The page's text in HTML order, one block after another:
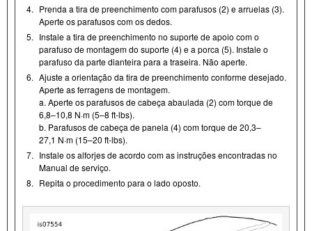
4. Prenda a tira de preenchimento com parafusos (2) e arruelas (3).
Aperte os parafusos com os dedos.
5. Instale a tira de preenchimento no suporte de apoio com o
parafuso de montagem do suporte (4) e a porca (5). Instale o
parafuso da parte dianteira para a traseira. Não aperte.
6. Ajuste a orientação da tira de preenchimento conforme desejado.
Aperte as ferragens de montagem.
a. Aperte os parafusos de cabeça abaulada (2) com torque de
6,8–10,8 N·m (5–8 ft-lbs).
b. Parafusos de cabeça de panela (4) com torque de 20,3–
27,1 N·m (15–20 ft-lbs).
7. Instale os alforjes de acordo com as instruções encontradas no
Manual de serviço.
8. Repita o procedimento para o lado oposto.